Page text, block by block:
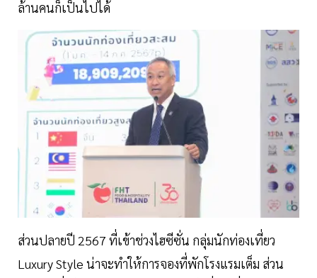
ล้านคนก็เป็นไปได้
ส่วนปลายปี 2567 ที่เข้าช่วงไฮซีซั่น กลุ่มนักท่องเที่ยว
Luxury Style น่าจะทำให้การจองที่พักโรงแรมเต็ม ส่วน